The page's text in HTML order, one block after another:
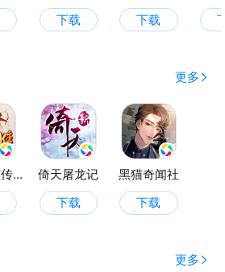
下载 下载
更多
射雕英雄传手游 倚天屠龙记
下载
黑猫奇闻社
下载
更多